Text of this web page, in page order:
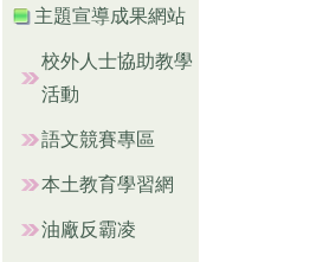
主題宣導成果網站
校外人士協助教學
活動
語文競賽專區
本土教育學習網
油廠反霸凌